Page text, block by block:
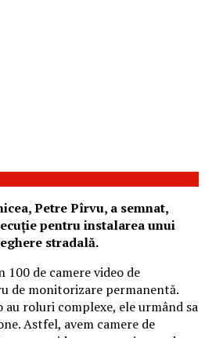
Petre Pîrvu, a semnat,
pentru instalarea unui
stradală.
100 de camere video de
de monitorizare permanentă.
au roluri complexe, ele urmând sa
Astfel, avem camere de